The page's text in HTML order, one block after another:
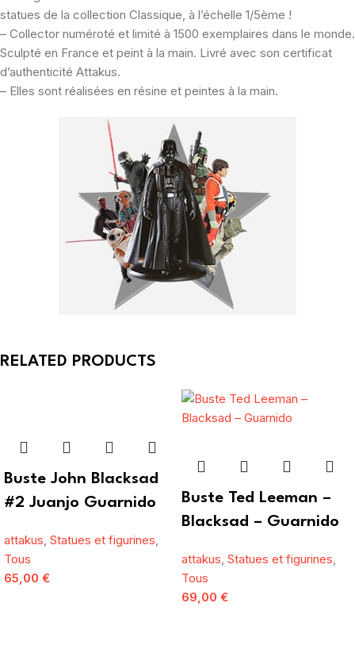
statues de la collection Classique, à l’échelle 1/5ème !
– Collector numéroté et limité à 1500 exemplaires dans le monde.
Sculpté en France et peint à la main. Livré avec son certificat
d’authenticité Attakus.
– Elles sont réalisées en résine et peintes à la main.
RELATED PRODUCTS
Buste John Blacksad
#2 Juanjo Guarnido
attakus, Statues et figurines,
Tous
65,00 €
Buste Ted Leeman –
Blacksad – Guarnido
attakus, Statues et figurines,
Tous
69,00 €